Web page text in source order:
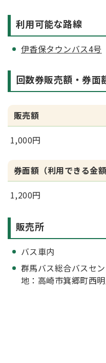
利用可能な路線
伊香保タウンバス4号
回数券販売額・券面
販売額
1,000円
券面額（利用できる金額
1,200円
販売所
バス車内
群馬バス総合バスセ
地：高崎市箕郷町西明